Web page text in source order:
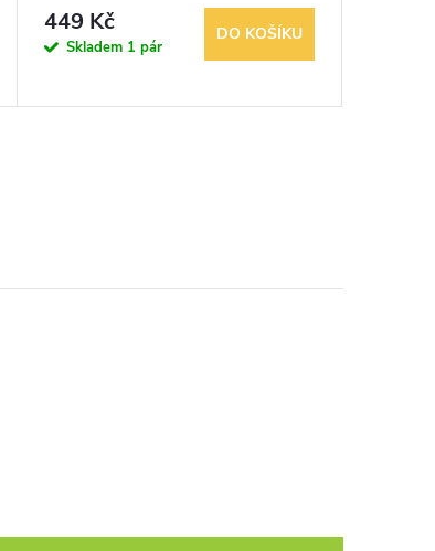
449 Kč
Skladem 1 pár
DO KOŠÍKU